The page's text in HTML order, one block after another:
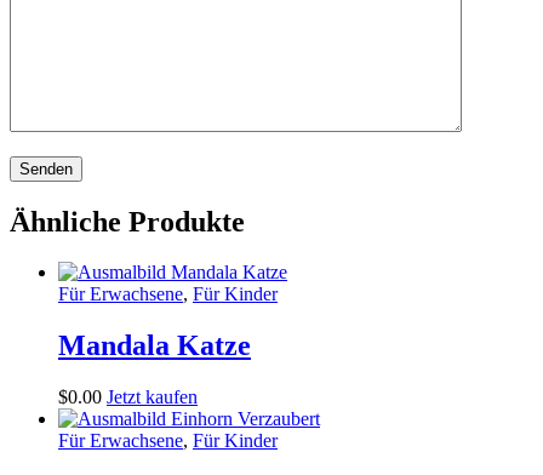
Ähnliche Produkte
Für Erwachsene, Für Kinder
Mandala Katze
$0.00 Jetzt kaufen
Für Erwachsene, Für Kinder